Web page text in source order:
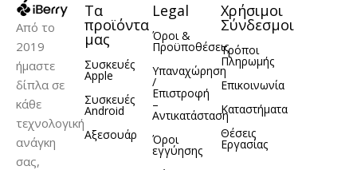
Από το
2019
ήμαστε
δίπλα σε
κάθε
τεχνολογική
ανάγκη
σας,
Τα
προϊόντα
μας
Συσκευές
Apple
Συσκευές
Android
Αξεσουάρ
Legal
Όροι &
Προϋποθέσεις
Υπαναχώρηση
/
Επιστροφή
–
Αντικατάσταση
Όροι
εγγύησης
Χρήσιμοι
Σύνδεσμοι
Τρόποι
Πληρωμής
Επικοινωνία
Καταστήματα
Θέσεις
Εργασίας